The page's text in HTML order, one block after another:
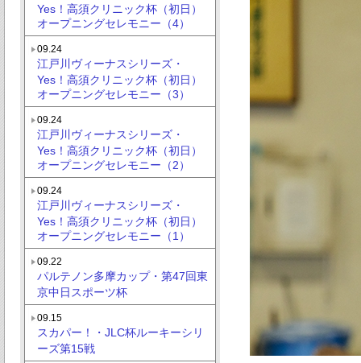
Yes！高須クリニック杯（初日）
オープニングセレモニー（4）
09.24
江戸川ヴィーナスシリーズ・
Yes！高須クリニック杯（初日）
オープニングセレモニー（3）
09.24
江戸川ヴィーナスシリーズ・
Yes！高須クリニック杯（初日）
オープニングセレモニー（2）
09.24
江戸川ヴィーナスシリーズ・
Yes！高須クリニック杯（初日）
オープニングセレモニー（1）
09.22
パルテノン多摩カップ・第47回東
京中日スポーツ杯
09.15
スカパー！・JLC杯ルーキーシリ
ーズ第15戦